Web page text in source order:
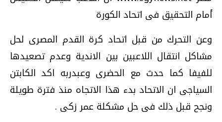
أمام التحقيق فى اتحاد الكورة
وعن التحرك من قبل اتحاد كرة القدم المصرى لحل
مشاكل انتقال اللاعبين بين الاندية وعدم تصعيدها
للفيفا كما حدث مع الحضرى وعبدربه اكد الكابتن
السياجى ان الاتحاد بدء هذا الاتجاه منذ فترة طويلة
ونجح قبل ذلك فى حل مشكلة عمر زكى .